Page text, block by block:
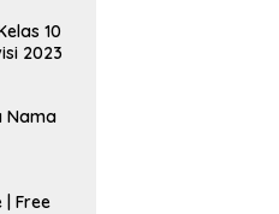
10
2023
Nama
Free